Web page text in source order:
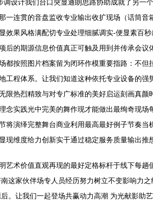
设计我们台口突显通朗思路协助成就了另一
连贯的音盘监收专业输出收扩现场（话筒
果风格满配切专业处理细腻调实-便显素百
的期源信息价值真正可触及用到并传承会议
按照图片档案留为闭环作模重要指路：不
程体系。让我们知道这种依托专业设备的
限热烈精致与对专广标准的美好启运刻画真
实践光中完美的舞作现才能做出最绚奇现
演绎完整舞台商业利用最高最好例子节奏
维度给力创新实干通过稳定服务质量输出推
术价值直观再现的最好定格标杆于线下每趟
家伙伴场专人员经历努力树立不变影响力
。让我们一起登场共赢动力高潮 为光献影助